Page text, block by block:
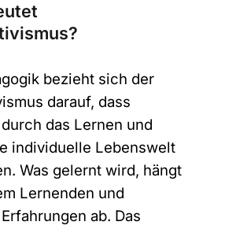
bezieht sich der
darauf, dass
das Lernen und
individuelle Lebenswelt
Was gelernt wird, hängt
Lernenden und
ab. Das